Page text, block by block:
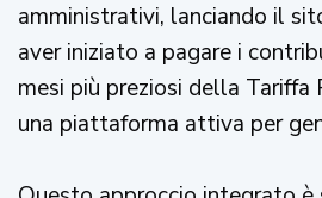
amministrativi, lanciando il
aver iniziato a pagare i
mesi più preziosi della Tariffa
una piattaforma attiva per